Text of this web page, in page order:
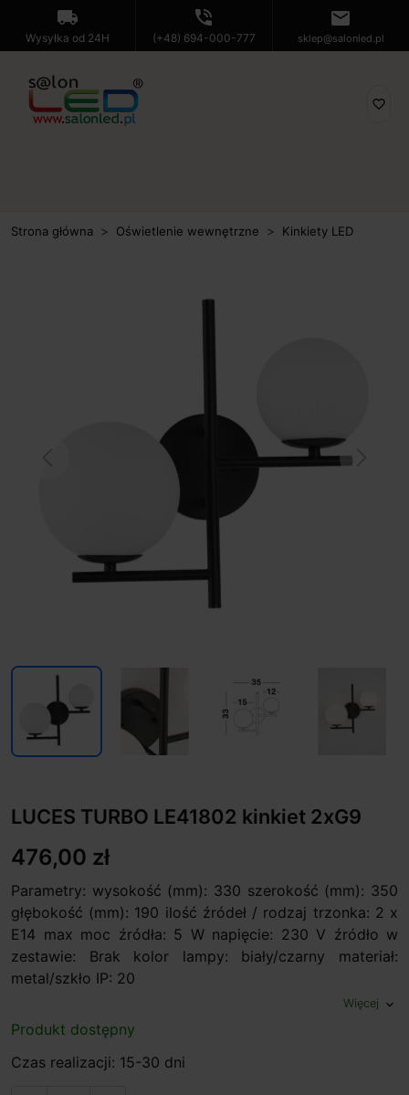
local_shipping
Wysyłka od 24H
phone_in_talk
(+48) 694-000-777
mail
sklep@salonled.pl
favorite_border
Strona główna Oświetlenie wewnętrzne Kinkiety LED
Previous
LUCES TURBO LE41802 kinkiet 2xG9
476,00 zł
Parametry: wysokość (mm): 330 szerokość (mm): 350
głębokość (mm): 190 ilość źródeł / rodzaj trzonka: 2 x
E14 max moc źródła: 5 W napięcie: 230 V źródło w
zestawie: Brak kolor lampy: biały/czarny materiał:
metal/szkło IP: 20
Więcej expand_more
Produkt dostępny
Czas realizacji: 15-30 dni